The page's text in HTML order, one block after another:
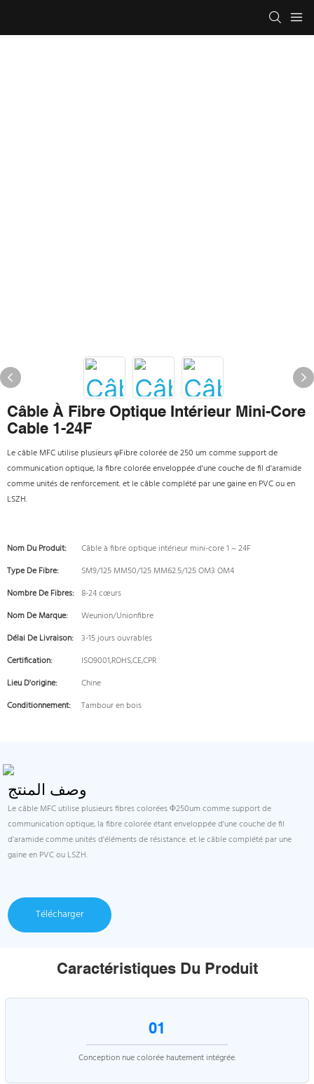
Câble À Fibre Optique Intérieur Mini-Core
Cable 1-24F
Le câble MFC utilise plusieurs φFibre colorée de 250 um comme support de
communication optique, la fibre colorée enveloppée d'une couche de fil d'aramide
comme unités de renforcement. et le câble complété par une gaine en PVC ou en
LSZH.
Nom Du Produit:
Câble à fibre optique intérieur mini-core 1 ~ 24F
Type De Fibre:
SM9/125 MM50/125 MM62.5/125 OM3 OM4
Nombre De Fibres: 8-24 cœurs
Nom De Marque:
Weunion/Unionfibre
Délai De Livraison: 3-15 jours ouvrables
Certification:
ISO9001,ROHS,CE,CPR
Lieu D'origine:
Chine
Conditionnement:
Tambour en bois
وصف المنتج
Le câble MFC utilise plusieurs fibres colorées Φ250um comme support de
communication optique, la fibre colorée étant enveloppée d'une couche de fil
d'aramide comme unités d'éléments de résistance. et le câble complété par une
gaine en PVC ou LSZH.
Télécharger
Caractéristiques Du Produit
01
Conception nue colorée hautement intégrée.